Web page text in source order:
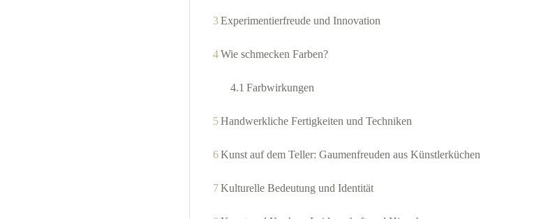
3Experimentierfreude und Innovation
4Wie schmecken Farben?
4.1 Farbwirkungen
5Handwerkliche Fertigkeiten und Techniken
6Kunst auf dem Teller: Gaumenfreuden aus Künstlerküchen
7Kulturelle Bedeutung und Identität